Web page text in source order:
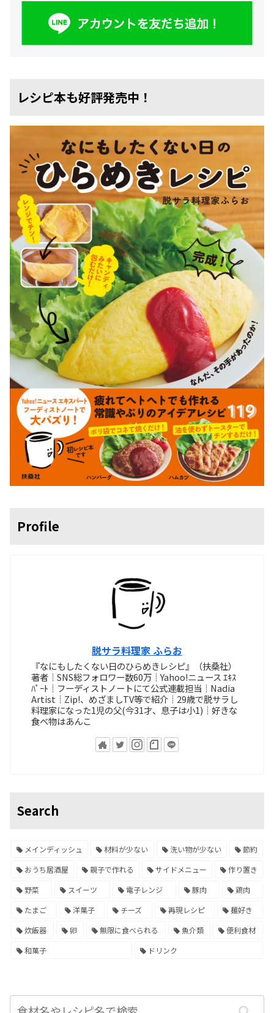
レシピ本も好評発売中！
Profile
脱サラ料理家 ふらお
『なにもしたくない日のひらめきレシピ』（扶桑社）
著者┊SNS総フォロワー数60万┊Yahoo!ニュース ｴｷｽ
ﾊﾟｰﾄ┊フーディストノートにて公式連載担当┊Nadia
Artist┊Zip!、めざましTV等で紹介┊29歳で脱サラし
料理家になった1児の父(今31才、息子は小1)┊好きな
食べ物はあんこ
Search
メインディッシュ 材料が少ない 洗い物が少ない
節約
おうち居酒屋
親子で作れる サイドメニュー
作り置き
野菜
スイーツ 電子レンジ 豚肉
鶏肉
たまご
洋菓子 チーズ 再現レシピ
麺好き
炊飯器
卵 無限に食べられる 魚介類
便利食材
和菓子
ドリンク